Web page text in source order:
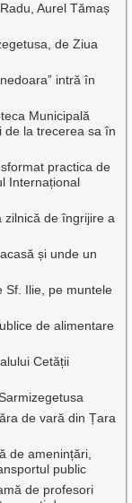
Aurel Tămaș
de Ziua
intră în
Municipală
de la trecerea sa în
practica de
Internațional
zilnică de îngrijire a
și unde un
Sf. Ilie, pe muntele
de alimentare
Cetății
de vară din Țara
de amenințări,
public
de profesori